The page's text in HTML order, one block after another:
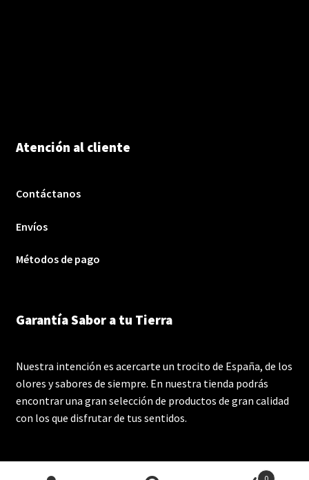
Atención al cliente
Contáctanos
Envíos
Métodos de pago
Garantía Sabor a tu Tierra
Nuestra intención es acercarte un trocito de España, de los
olores y sabores de siempre. En nuestra tienda podrás
encontrar una gran selección de productos de gran calidad
con los que disfrutar de tus sentidos.